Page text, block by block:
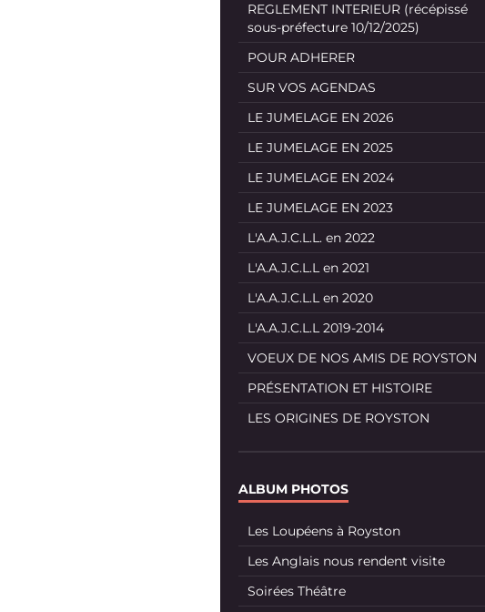
REGLEMENT INTERIEUR (récépissé
sous-préfecture 10/12/2025)
POUR ADHERER
SUR VOS AGENDAS
LE JUMELAGE EN 2026
LE JUMELAGE EN 2025
LE JUMELAGE EN 2024
LE JUMELAGE EN 2023
L'A.A.J.C.L.L. en 2022
L'A.A.J.C.L.L en 2021
L'A.A.J.C.L.L en 2020
L'A.A.J.C.L.L 2019-2014
VOEUX DE NOS AMIS DE ROYSTON
PRÉSENTATION ET HISTOIRE
LES ORIGINES DE ROYSTON
ALBUM PHOTOS
Les Loupéens à Royston
Les Anglais nous rendent visite
Soirées Théâtre